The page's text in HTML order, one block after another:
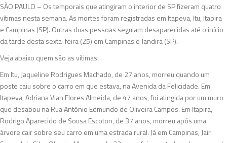
SÃO PAULO – Os temporais que atingiram o interior de SP fizeram quatro
vítimas nesta semana. As mortes foram registradas em Itapeva, Itu, Itapira
e Campinas (SP). Outras duas pessoas seguiam desaparecidas até o início
da tarde desta sexta-feira (25) em Campinas e Jandira (SP).
Veja abaixo quem são as vítimas:
Em Itu, Jaqueline Rodrigues Machado, de 27 anos, morreu quando um
poste caiu sobre o carro em que estava, na Avenida da Felicidade. Em
Itapeva, Adriana Vian Flores Almeida, de 47 anos, foi atingida por um muro
que desabou na Rua Antônio Edmundo de Oliveira Campos. Em Itapira,
Rodrigo Aparecido de Sousa Escoton, de 37 anos, morreu após uma
árvore cair sobre seu carro em uma estrada rural. Já em Campinas, Jair